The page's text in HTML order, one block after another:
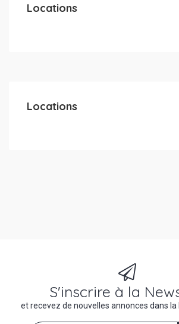
Locations
Locations
S'inscrire à la
et recevez de nouvelles annonces dans